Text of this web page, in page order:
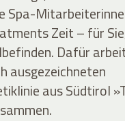
Spa-
Zeit – für
Dafür
ausgezeichneten
aus Südtirol